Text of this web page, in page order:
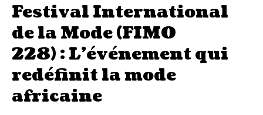
Festival International
de la Mode (FIMO
228) : L’événement qui
redéfinit la mode
africaine